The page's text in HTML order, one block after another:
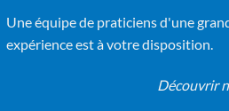
Une équipe de praticiens d'une
expérience est à votre disposition.
Découvrir